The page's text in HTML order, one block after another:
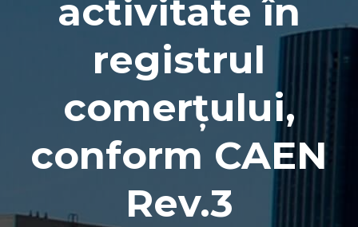
activitate în
registrul
comerțului,
conform CAEN
Rev.3